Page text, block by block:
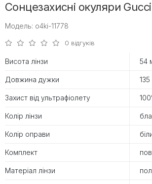
Сонцезахисні окуляри
Модель: o4ki-11778
0 відгуків
Висота лінзи 54
Довжина дужки
Захист від ультрафіолету
Колір лінзи
Колір оправи
Комплект
Матеріал лінзи